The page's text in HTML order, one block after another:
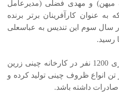
میهن) و مهدی فضلی (مدیرعامل
عنوان کارآفرینان برتر برنده
سال سوم این تندیس به عباسعلی
رسید.
عباسعلی قصاعی با به‌کارگیری 1200 نفر در کارخانه چینی زرین
سال گذشته 12 هزار تن انواع ظروف چینی تولید کرده و
صادرات داشته باشد.